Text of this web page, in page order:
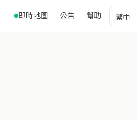
即時地圖 公告 幫助